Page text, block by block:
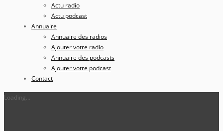
Actu radio
Actu podcast
Annuaire
Annuaire des radios
Ajouter votre radio
Annuaire des podcasts
Ajouter votre podcast
Contact
Loading...